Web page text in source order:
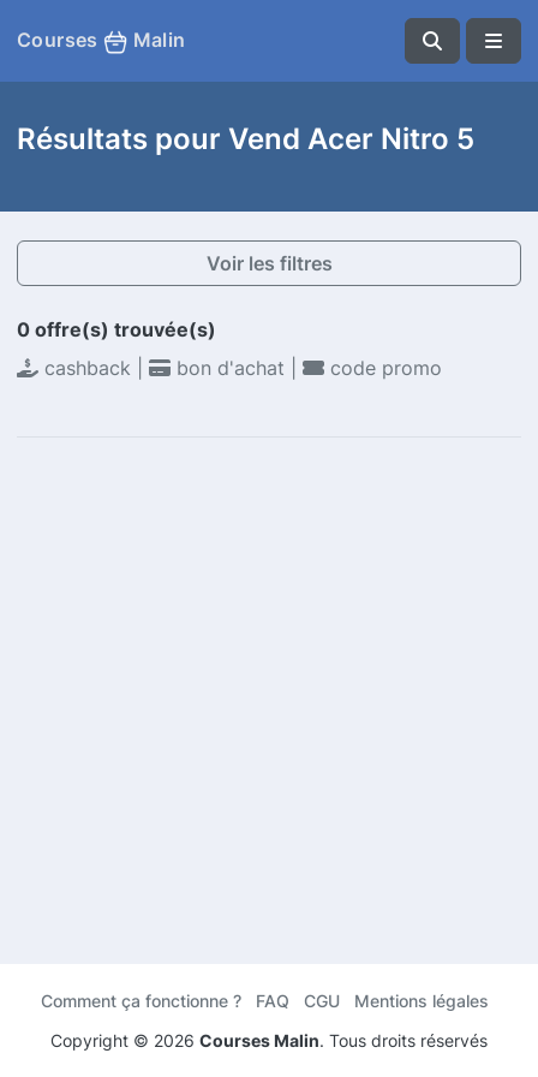
Courses Malin
Résultats pour Vend Acer Nitro 5
Voir les filtres
0 offre(s) trouvée(s)
cashback |
bon d'achat | code promo
Comment ça fonctionne ? FAQ CGU
Mentions légales
Copyright © 2026 Courses Malin. Tous droits réservés